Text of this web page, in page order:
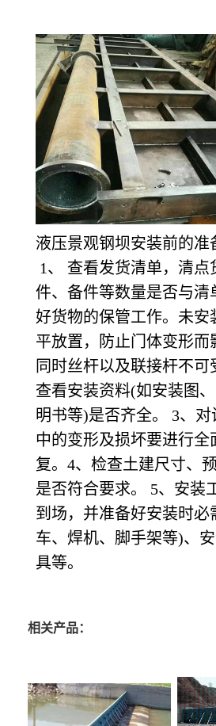
液压景观钢坝安装前的准
1、 查看发货清单，清点
件、备件等数量是否与清
好货物的保管工作。未安
平放置，防止门体变形而
同时丝杆以及联接杆不可
查看安装资料(如安装图
明书等)是否齐全。 3、
中的变形及损坏要进行全
复。4、检查土建尺寸、
是否符合要求。 5、安装
到场，并准备好安装时必
车、焊机、脚手架等)、
具等。
相关产品：